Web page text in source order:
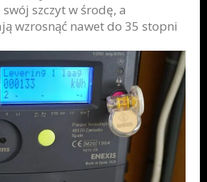
szczyt w środę, a
wzrosnąć nawet do 35 stopni